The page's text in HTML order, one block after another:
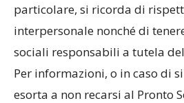
particolare, si ricorda di
interpersonale nonché di
sociali responsabili a tutela
Per informazioni, o in caso di
esorta a non recarsi al Pronto